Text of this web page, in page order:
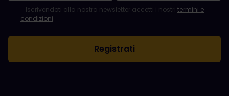
La registrazione è avvenuta con successo.
Il campo "Indirizzo e-mail" è obbligatorio.
L'indirizzo e-mail non è valido.
Si è verificato un errore durante l'iscrizione alla newsletter.
Sei già iscritto a questa newsletter!
Per iscriversi alla newsletter, accettare i termini e le condizioni.
Iscrivendoti alla nostra newsletter accetti i nostri termini e
condizioni.